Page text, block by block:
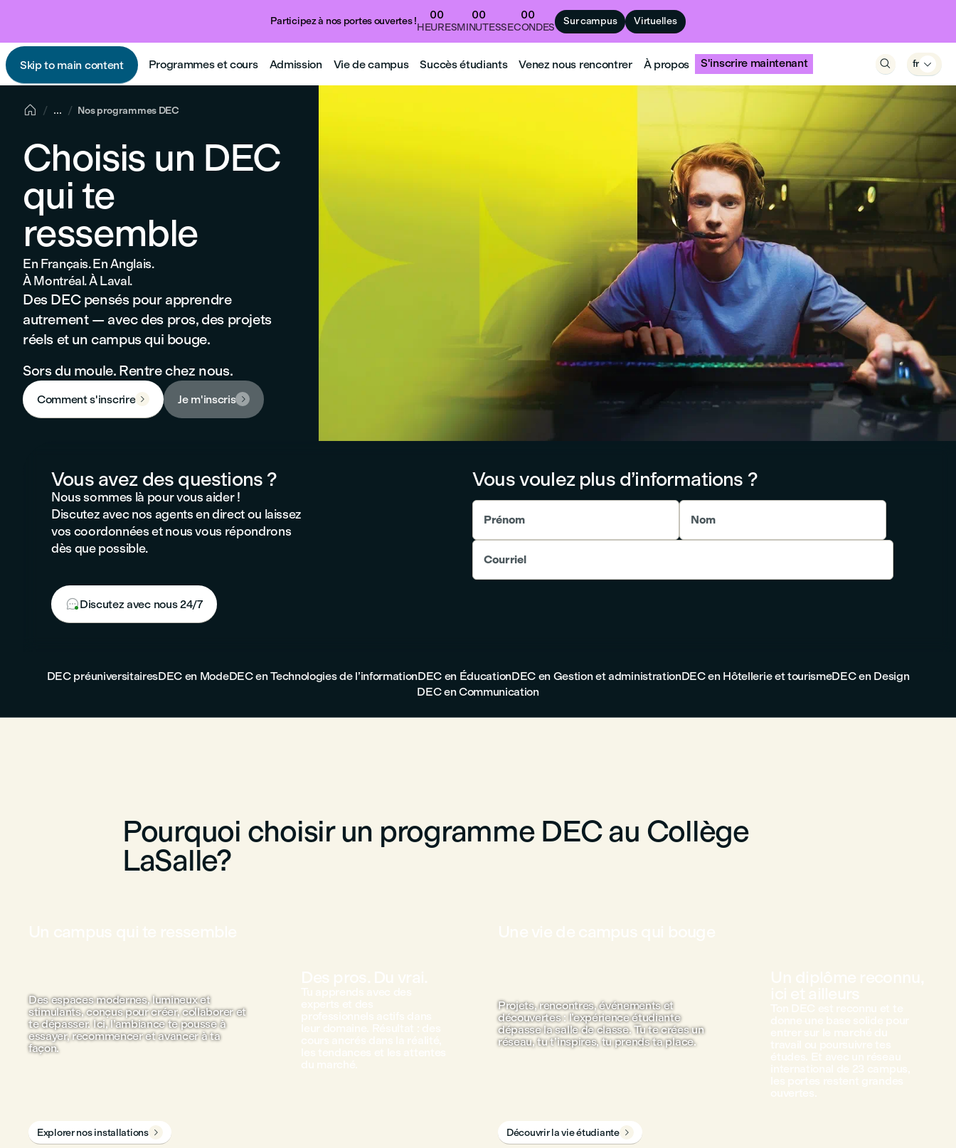
Participez à nos portes ouvertes ! 00
HEURES
00
MINUTES
00
SECONDES Sur campus Virtuelles
Skip to main content Programmes et cours Admission Vie de campus Succès étudiants Venez nous rencontrer À propos S'inscrire maintenant  fr 
 ... Nos programmes DEC
Choisis un DEC
qui te
ressemble
En Français. En Anglais.
À Montréal. À Laval.
Des DEC pensés pour apprendre
autrement — avec des pros, des projets
réels et un campus qui bouge.
Sors du moule. Rentre chez nous.
Comment s'inscrire  Je m'inscris 
Vous avez des questions ?
Nous sommes là pour vous aider !
Discutez avec nos agents en direct ou laissez
vos coordonnées et nous vous répondrons
dès que possible.
Discutez avec nous 24/7
Vous voulez plus d’informations ?
Prénom Nom
Courriel
DEC préuniversitairesDEC en ModeDEC en Technologies de l’informationDEC en ÉducationDEC en Gestion et administrationDEC en Hôtellerie et tourismeDEC en Design
DEC en Communication
Pourquoi choisir un programme DEC au Collège
LaSalle?
Des espaces modernes, lumineux et
stimulants, conçus pour créer, collaborer et
te dépasser. Ici, l’ambiance te pousse à
essayer, recommencer et avancer à ta
façon.
Explorer nos installations 
Projets, rencontres, événements et
découvertes : l’expérience étudiante
dépasse la salle de classe. Tu te crées un
réseau, tu t’inspires, tu prends ta place.
Découvrir la vie étudiante 